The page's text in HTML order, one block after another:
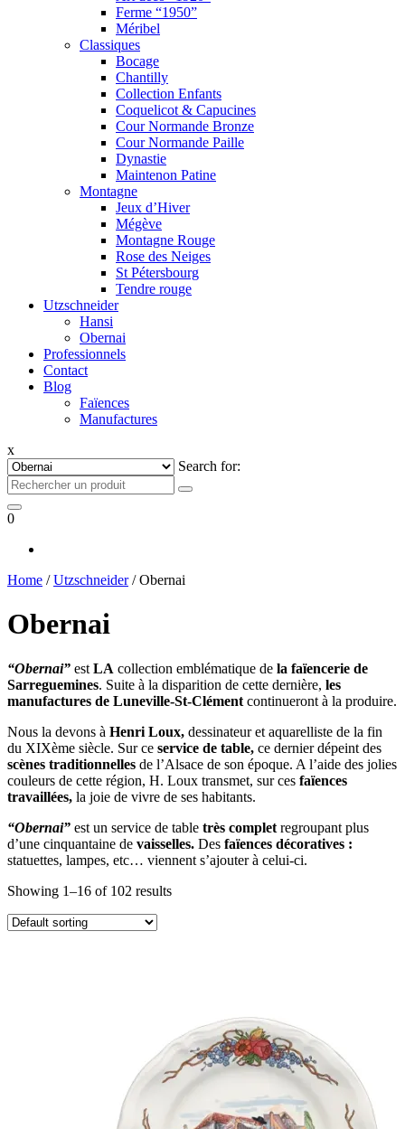
Ferme “1950”
Méribel
Classiques
Bocage
Chantilly
Collection Enfants
Coquelicot & Capucines
Cour Normande Bronze
Cour Normande Paille
Dynastie
Maintenon Patine
Montagne
Jeux d’Hiver
Mégève
Montagne Rouge
Rose des Neiges
St Pétersbourg
Tendre rouge
Utzschneider
Hansi
Obernai
Professionnels
Contact
Blog
Faïences
Manufactures
x
Search for:
0
Home /Utzschneider/ Obernai
Obernai
“Obernai” est LA collection emblématique de la faïencerie de
Sarreguemines. Suite à la disparition de cette dernière, les
manufactures de Luneville-St-Clément continueront à la produire.
Nous la devons à Henri Loux, dessinateur et aquarelliste de la fin
du XIXème siècle. Sur ce service de table, ce dernier dépeint des
scènes traditionnelles de l’Alsace de son époque. A l’aide des jolies
couleurs de cette région, H. Loux transmet, sur ces faïences
travaillées, la joie de vivre de ses habitants.
“Obernai” est un service de table très complet regroupant plus
d’une cinquantaine de vaisselles. Des faïences décoratives :
statuettes, lampes, etc… viennent s’ajouter à celui-ci.
Showing 1–16 of 102 results